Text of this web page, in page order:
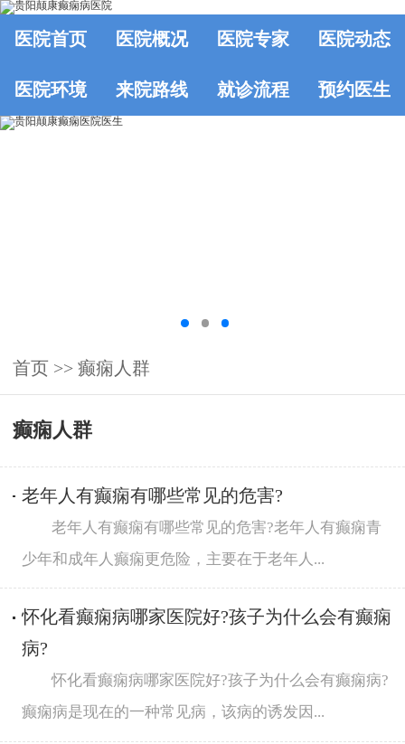
医院首页 医院概况 医院专家 医院动态
医院环境 来院路线 就诊流程 预约医生
首页 >> 癫痫人群
癫痫人群
老年人有癫痫有哪些常见的危害?
老年人有癫痫有哪些常见的危害?老年人有癫痫青
少年和成年人癫痫更危险，主要在于老年人...
怀化看癫痫病哪家医院好?孩子为什么会有癫痫
病?
怀化看癫痫病哪家医院好?孩子为什么会有癫痫病?
癫痫病是现在的一种常见病，该病的诱发因...